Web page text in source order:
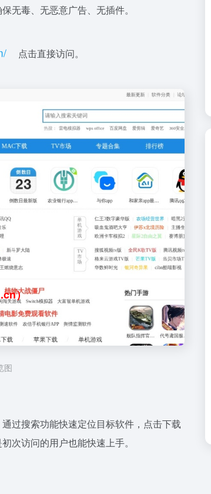
无毒、无恶意广告、无插件。
/ 点击直接访问。
）
图
过搜索功能快速定位目标软件，点击下载
次访问的用户也能快速上手。